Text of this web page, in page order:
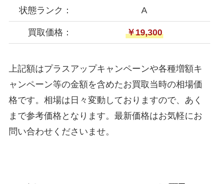
状態ランク： A
買取価格： ￥19,300
上記額はプラスアップキャンペーンや各種増額キ
ャンペーン等の金額を含めたお買取当時の相場価
格です。相場は日々変動しておりますので、あく
まで参考価格となります。最新価格はお気軽にお
問い合わせくださいませ。